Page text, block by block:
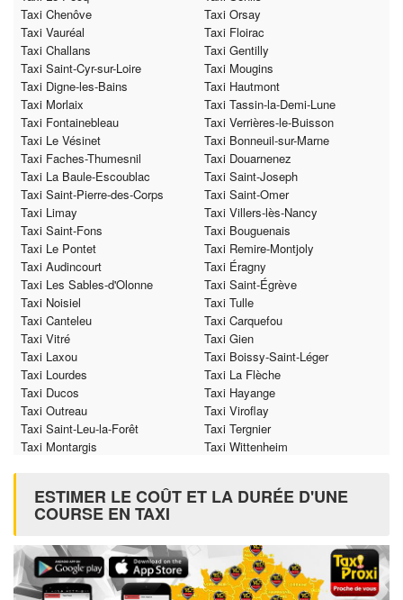
Taxi Chenôve
Taxi Orsay
Taxi Vauréal
Taxi Floirac
Taxi Challans
Taxi Gentilly
Taxi Saint-Cyr-sur-Loire
Taxi Mougins
Taxi Digne-les-Bains
Taxi Hautmont
Taxi Morlaix
Taxi Tassin-la-Demi-Lune
Taxi Fontainebleau
Taxi Verrières-le-Buisson
Taxi Le Vésinet
Taxi Bonneuil-sur-Marne
Taxi Faches-Thumesnil
Taxi Douarnenez
Taxi La Baule-Escoublac
Taxi Saint-Joseph
Taxi Saint-Pierre-des-Corps
Taxi Saint-Omer
Taxi Limay
Taxi Villers-lès-Nancy
Taxi Saint-Fons
Taxi Bouguenais
Taxi Le Pontet
Taxi Remire-Montjoly
Taxi Audincourt
Taxi Éragny
Taxi Les Sables-d'Olonne
Taxi Saint-Égrève
Taxi Noisiel
Taxi Tulle
Taxi Canteleu
Taxi Carquefou
Taxi Vitré
Taxi Gien
Taxi Laxou
Taxi Boissy-Saint-Léger
Taxi Lourdes
Taxi La Flèche
Taxi Ducos
Taxi Hayange
Taxi Outreau
Taxi Viroflay
Taxi Saint-Leu-la-Forêt
Taxi Tergnier
Taxi Montargis
Taxi Wittenheim
ESTIMER LE COÛT ET LA DURÉE D'UNE
COURSE EN TAXI